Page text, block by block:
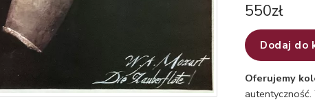
550zł
Dodaj do
Oferujemy